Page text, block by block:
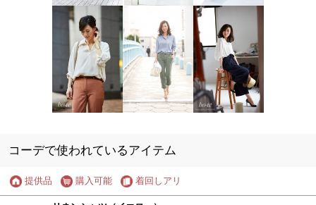
コーデで使われているアイテム
提供品 購入可能 着回しアリ